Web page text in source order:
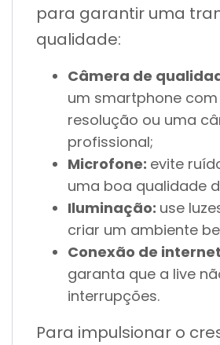
para garantir uma
qualidade:
Câmera de
um smartphone
resolução ou uma
profissional;
Microfone: evite
uma boa qualidade
Iluminação: use
criar um ambiente
Conexão de
garanta que a live
interrupções.
Para impulsionar o